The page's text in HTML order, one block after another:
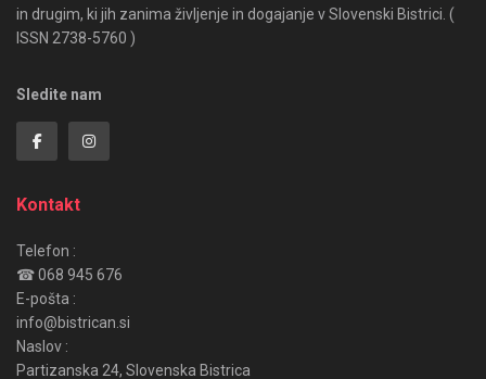
in drugim, ki jih zanima življenje in dogajanje v Slovenski Bistrici. (
ISSN 2738-5760 )
Sledite nam
Kontakt
Telefon :
☎ 068 945 676
E-pošta :
info@bistrican.si
Naslov :
Partizanska 24, Slovenska Bistrica